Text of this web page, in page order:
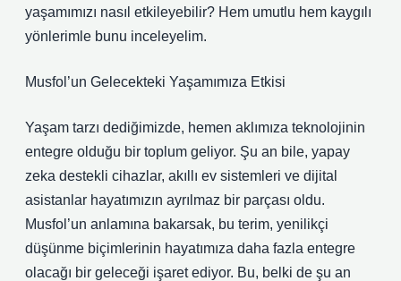
yaşamımızı nasıl etkileyebilir? Hem umutlu hem kaygılı
yönlerimle bunu inceleyelim.
Musfol’un Gelecekteki Yaşamımıza Etkisi
Yaşam tarzı dediğimizde, hemen aklımıza teknolojinin
entegre olduğu bir toplum geliyor. Şu an bile, yapay
zeka destekli cihazlar, akıllı ev sistemleri ve dijital
asistanlar hayatımızın ayrılmaz bir parçası oldu.
Musfol’un anlamına bakarsak, bu terim, yenilikçi
düşünme biçimlerinin hayatımıza daha fazla entegre
olacağı bir geleceği işaret ediyor. Bu, belki de şu an